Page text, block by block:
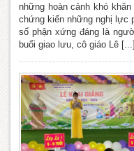
những hoàn cảnh khó
chứng kiến những nghị lực
số phận xứng đáng là
buổi giao lưu, cô giáo Lê [...]